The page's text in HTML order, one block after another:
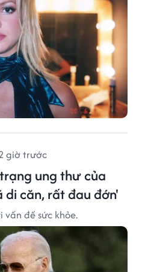
giờ trước
ung thư của
di căn, rất đau đớn'
đề sức khỏe.